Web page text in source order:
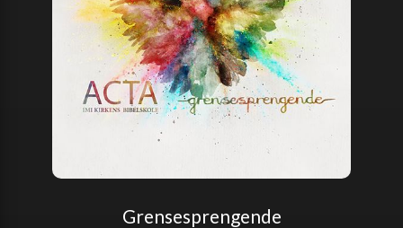
Grensesprengende